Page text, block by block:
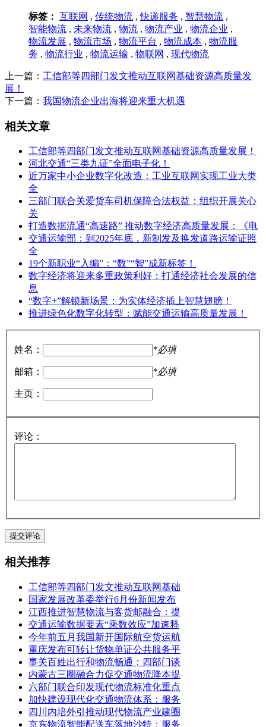
标签： 互联网 , 传统物流 ,快递服务 , 智慧物流 ,
智能物流 , 未来物流 , 物流 , 物流产业 , 物流企业 ,
物流发展 , 物流市场 , 物流平台 , 物流成本 , 物流服
务 , 物流行业 , 物流运输 , 物联网 , 现代物流
上一篇： 工信部等四部门发文推动互联网基础资源高质量发
展！
下一篇： 我国物流企业出海将迎来重大机遇
相关文章
工信部等四部门发文推动互联网基础资源高质量发展！
河北交通“三类九证”全面电子化！
近万家中小企业数字化改造：工业互联网实现工业大类
全
三部门联合关爱货车司机保障合法权益：组织开展关心
关
打造数据流通“高速路” 推动数字经济高质量发展：《电
交通运输部：到2025年底，新制发及换发道路运输证照
全
19个新职业“入编”：“数”“智”成新标签！
数字经济将迎来多重政策利好：打通经济社会发展的信
息
“数字+”解锁新场景：为实体经济插上智慧翅膀！
推进绿色化数字化转型：赋能交通运输高质量发展！
姓名： *必填
邮箱： *必填
主页：
评论：
相关推荐
工信部等四部门发文推动互联网基础
国家发展改革委举行6月份新闻发布
江西推进智慧物流与客货邮融合：提
交通运输数据要素“乘数效应”加速释
今年前五月我国新开国际航空货运航
重庆发布可转让货物单证公共服务平
事关百姓出行和物流畅通：四部门谈
内蒙古三圈融合力促交通物流降本提
六部门联合印发现代物流标准化重点
加快建设现代化交通物流体系：服务
四川内培外引推动现代物流产业建圈
京东物流智能配送车落地沙特：服务